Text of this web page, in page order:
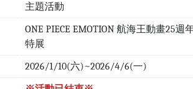
主題活動
ONE PIECE EMOTION 航海王動畫25週
特展
2026/1/10(六)~2026/4/6(一)